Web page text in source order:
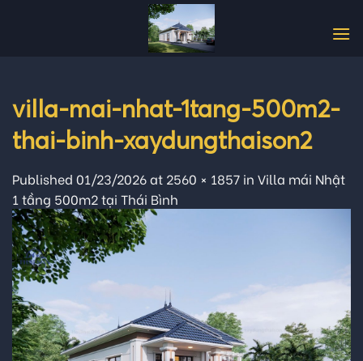
villa-mai-nhat-1tang-500m2-
thai-binh-xaydungthaison2
Published 01/23/2026at 2560 × 1857 in Villa mái Nhật
1 tầng 500m2 tại Thái Bình